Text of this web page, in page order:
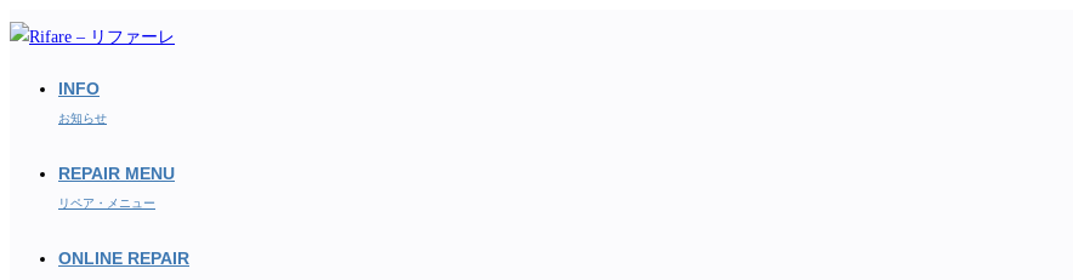
コ
INFO
お知らせ
REPAIR MENU
リペア・メニュー
ONLINE REPAIR